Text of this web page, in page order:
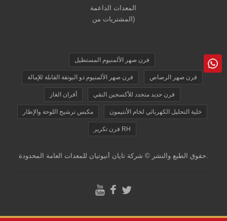
المعدات الداعمة
(المشتريات من
فرن صهر الألمنيوم المستطيل
فرن صهر الألمنيوم ذو البوتقة القابلة للإمالة فرن صهر الرصاص
أفران الغاز فرن حديد متجدد للأكسجين النقي
مكبس ترشيح اللوحة والإطار خلية التحليل الكهربائي لخام الأنتيمون
فرن تكرير RH